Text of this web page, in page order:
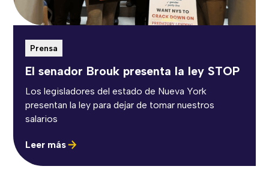
Prensa
El senador Brouk presenta la ley STOP
Los legisladores del estado de Nueva York
presentan la ley para dejar de tomar nuestros
salarios
Leer más